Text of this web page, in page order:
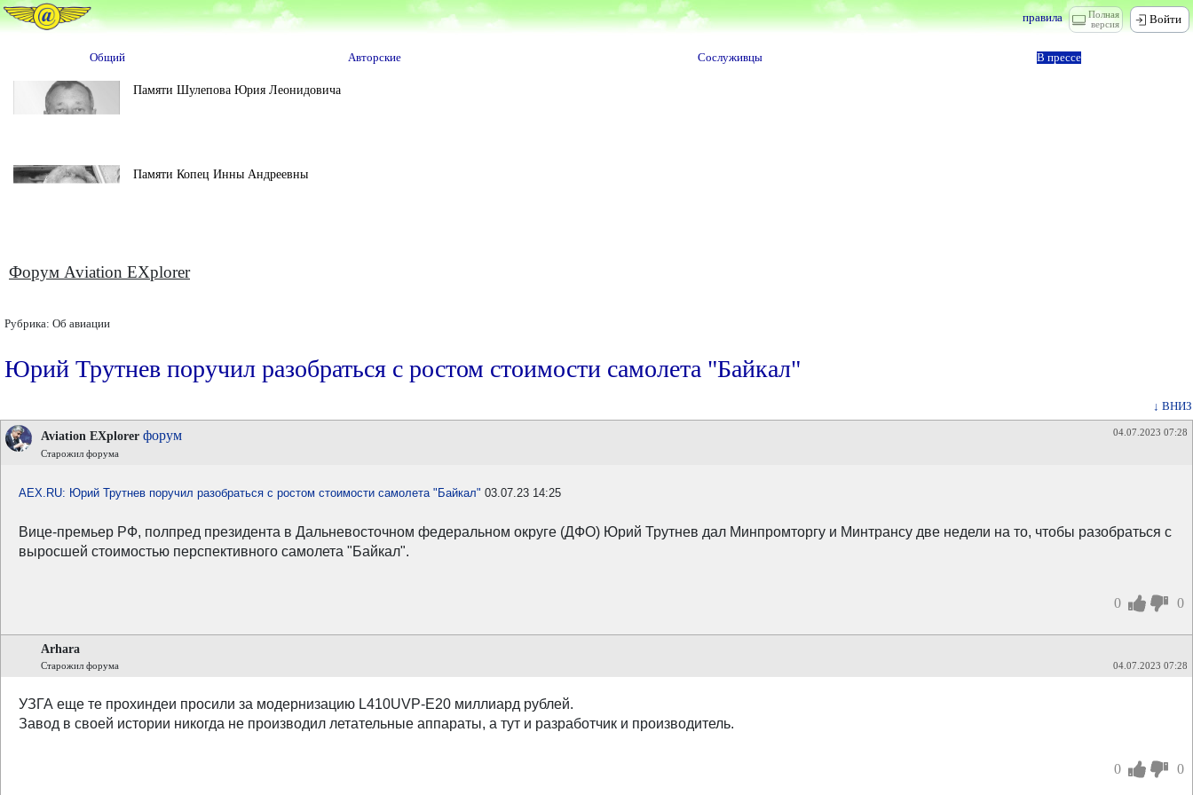
Полная
версия
правила Войти
Общий Авторские Сослуживцы В прессе
Памяти Шулепова Юрия Леонидовича
Памяти Копец Инны Андреевны
Форум Aviation EXplorer
Рубрика: Об авиации
Юрий Трутнев поручил разобраться с ростом стоимости самолета "Байкал"
↓ ВНИЗ
Aviation EXplorer форум
Старожил форума
04.07.2023 07:28
AEX.RU: Юрий Трутнев поручил разобраться с ростом стоимости самолета "Байкал" 03.07.23 14:25
Вице-премьер РФ, полпред президента в Дальневосточном федеральном округе (ДФО) Юрий Трутнев дал Минпромторгу и Минтрансу две недели на то, чтобы разобраться с
выросшей стоимостью перспективного самолета "Байкал".
0 0
Arhara
Старожил форума 04.07.2023 07:28
УЗГА еще те прохиндеи просили за модернизацию L410UVP-E20 миллиард рублей.
Завод в своей истории никогда не производил летательные аппараты, а тут и разработчик и производитель.
0 0